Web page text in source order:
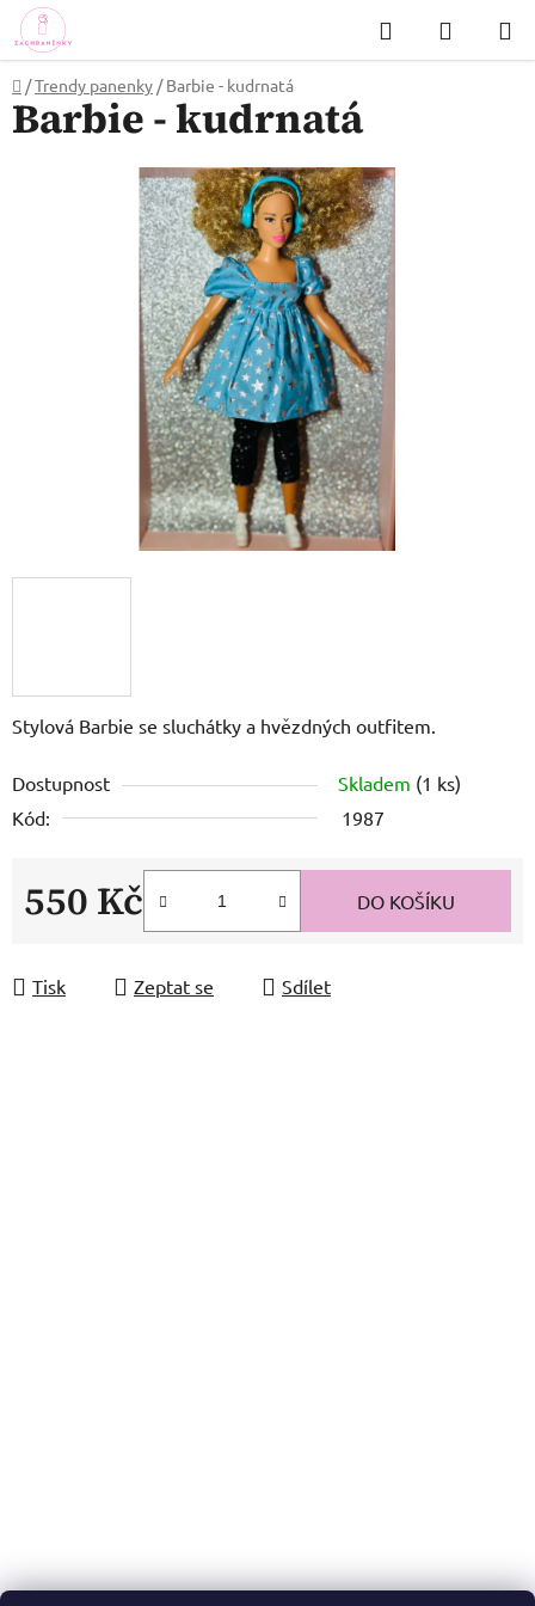
Přejít
na
obsah
Hledat
KOŠÍK
Domů
/Trendy panenky / Barbie - kudrnatá
Stylová Barbie se sluchátky a hvězdných outfitem.
Dostupnost Skladem (1 ks)
Kód:
1987
550 Kč DO KOŠÍKU
Tisk Zeptat se Sdílet
Barbie - kudrnatá